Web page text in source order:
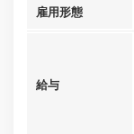
雇用形態
給与